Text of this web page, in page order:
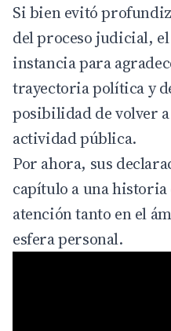
Si bien evitó
del proceso judicial, el
instancia para
trayectoria política y
posibilidad de volver
actividad pública.
Por ahora, sus
capítulo a una
atención tanto en el
esfera personal.